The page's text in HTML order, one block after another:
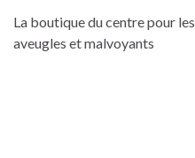
La boutique du centre pour les
aveugles et malvoyants